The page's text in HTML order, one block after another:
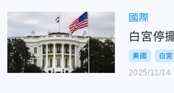
國際
白宮停
美國 白宮
2025/11/14